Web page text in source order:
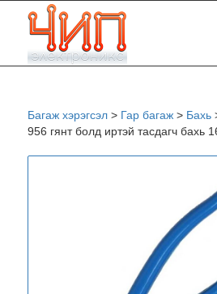
Багаж хэрэгсэл> Гар багаж> Бахь
956 гянт болд иртэй тасдагч бахь